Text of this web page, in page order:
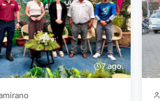
7 ago.